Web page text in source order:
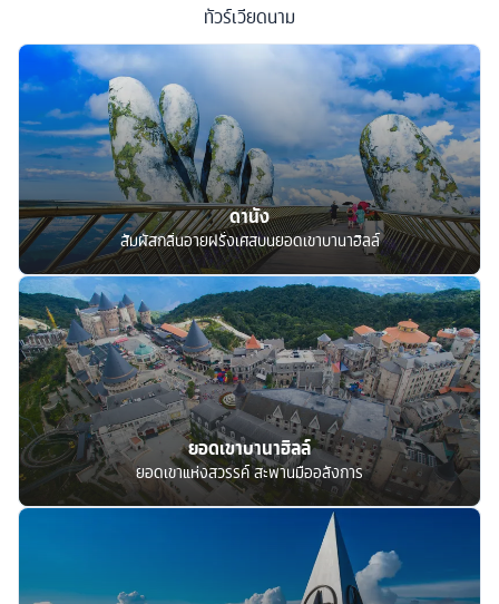
ทัวร์เวียดนาม
ดานัง
สัมผัสกลิ่นอายฝรั่งเศสบนยอดเขาบานาฮิลล์
ยอดเขาบานาฮิลล์
ยอดเขาแห่งสวรรค์ สะพานมืออลังการ